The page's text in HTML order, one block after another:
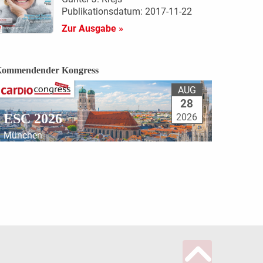
Publikationsdatum: 2017-11-22
Zur Ausgabe »
Kongress
ESC 2026
München
AUG
28
2026